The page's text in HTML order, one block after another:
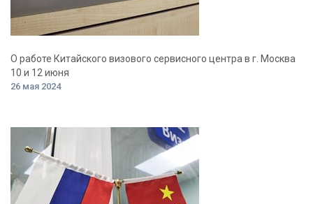
О работе Китайского визового сервисного центра в г. Москва
10 и 12 июня
26 мая 2024